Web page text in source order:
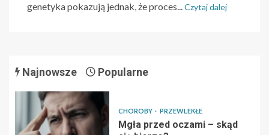
genetyka pokazują jednak, że proces...Czytaj dalej
Najnowsze Popularne
CHOROBY PRZEWLEKŁE
Mgła przed oczami – skąd